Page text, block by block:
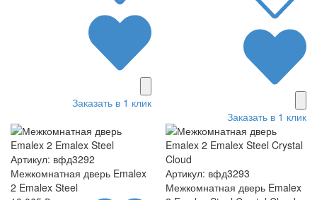
Заказать в 1 клик
Заказать в 1 клик
Артикул: вфд3292
Межкомнатная дверь Emalex
2 Emalex Steel
Артикул: вфд3293
Межкомнатная дверь Emalex